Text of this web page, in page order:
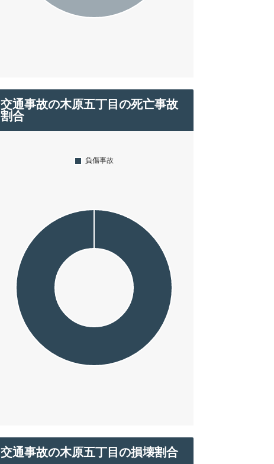
交通事故の木原五丁目の死亡事故
割合
交通事故の木原五丁目の損壊割合